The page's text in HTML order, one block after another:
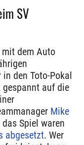
SV
mit dem Auto
den Toto-Pokal
gespannt auf die
Mike
Spiel waren
abgesetzt. Wer